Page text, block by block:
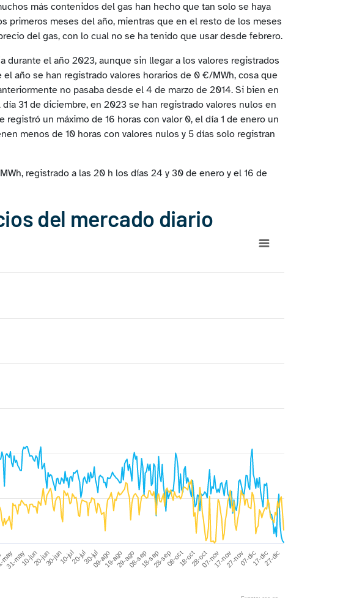
más contenidos del gas han hecho que tan solo se haya
primeros meses del año, mientras que en el resto de los meses
del gas, con lo cual no se ha tenido que usar desde febrero.
durante el año 2023, aunque sin llegar a los valores registrados
año se han registrado valores horarios de 0 €/MWh, cosa que
no pasaba desde el 4 de marzo de 2014. Si bien en
31 de diciembre, en 2023 se han registrado valores nulos en
registró un máximo de 16 horas con valor 0, el día 1 de enero un
menos de 10 horas con valores nulos y 5 días solo registran
registrado a las 20 h los días 24 y 30 de enero y el 16 de
del mercado diario
0 to 600.
31-may10-jun20-jun30-jun10-jul20-jul30-jul09-ago19-ago29-ago08-sep18-sep28-sep08-oct18-oct28-oct07-nov17-nov27-nov07-dic17-dic27-dic